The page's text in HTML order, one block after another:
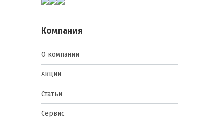
Компания
О компании
Акции
Статьи
Сервис